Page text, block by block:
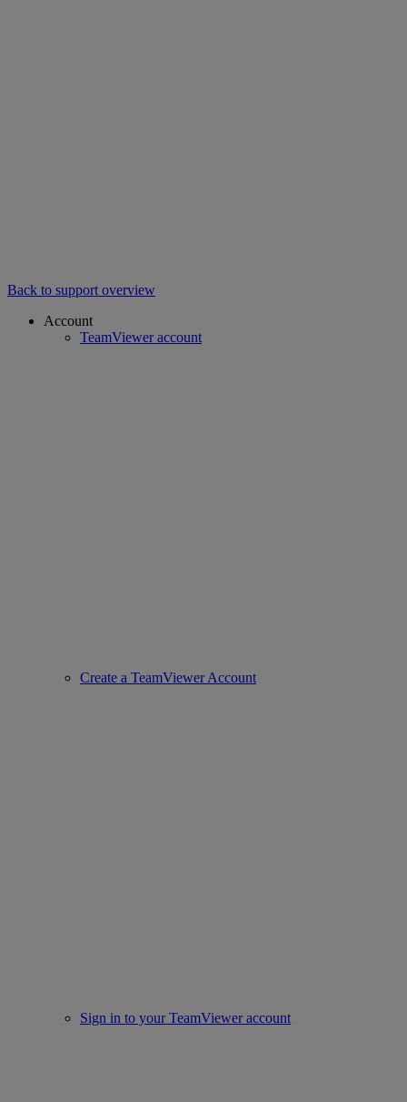
Back to support overview
Account
TeamViewer account
Create a TeamViewer Account
Sign in to your TeamViewer account